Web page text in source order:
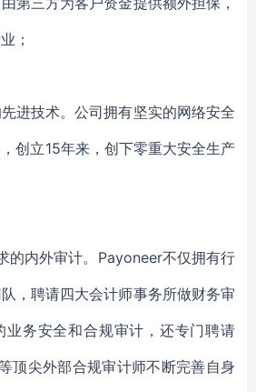
；
进技术。公司拥有坚实的网络安全
创立15年来，创下零重大安全生产
的内外审计。Payoneer不仅拥有行
，聘请四大会计师事务所做财务审
业务安全和合规审计，还专门聘请
顶尖外部合规审计师不断完善自身